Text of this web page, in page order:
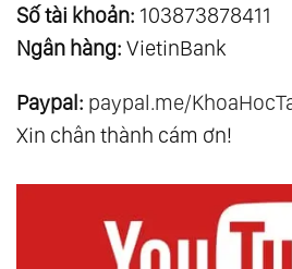
Số tài khoản: 103873878411
Ngân hàng: VietinBank
Paypal: paypal.me/
Xin chân thành cám ơn!